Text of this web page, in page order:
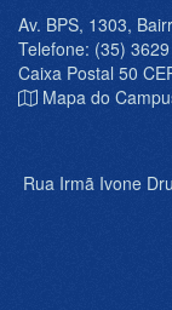
Av. BPS, 1303,
Telefone: (35)
Caixa Postal 50
Mapa do
Rua Irmã Ivone